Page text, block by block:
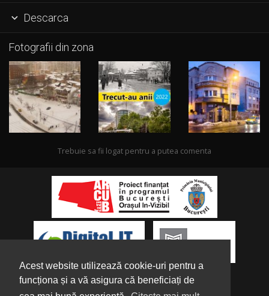
Acest website utilizează cookie-uri pentru a
funcționa și a vă asigura că beneficiați de
 Descarca
Fotografii din zona
Trebuie sa fii logat pentru a putea comenta